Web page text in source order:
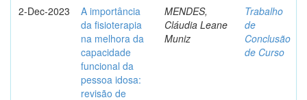
2-Dec-2023
A importância
da fisioterapia
na melhora da
capacidade
funcional da
pessoa idosa:
revisão de
MENDES,
Cláudia Leane
Muniz
Trabalho
de
Conclusão
de Curso